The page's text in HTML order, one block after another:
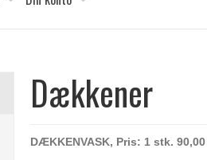
Dækkener
DÆKKENVASK, Pris: 1 stk.